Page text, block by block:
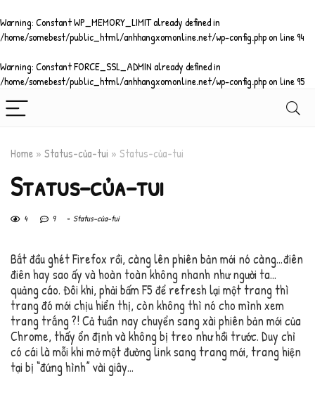
Warning: Constant WP_MEMORY_LIMIT already defined in
/home/somebest/public_html/anhhangxomonline.net/wp-config.phpon line94
Warning: Constant FORCE_SSL_ADMIN already defined in
/home/somebest/public_html/anhhangxomonline.net/wp-config.phpon line95
Home » Status-của-tui » Status-của-tui
Status-của-tui
4 9 Status-của-tui
Bắt đầu ghét Firefox rồi, càng lên phiên bản mới nó càng…điên
điên hay sao ấy và hoàn toàn không nhanh như người ta…
quảng cáo. Đôi khi, phải bấm F5 để refresh lại một trang thì
trang đó mới chịu hiển thị, còn không thì nó cho mình xem
trang trắng ?! Cả tuần nay chuyển sang xài phiên bản mới của
Chrome, thấy ổn định và không bị treo như hồi trước. Duy chỉ
có cái là mỗi khi mở một đường link sang trang mới, trang hiện
tại bị “đứng hình” vài giây…